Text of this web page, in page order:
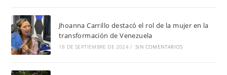
Jhoanna Carrillo destacó el rol de la mujer en la
transformación de Venezuela
18 DE SEPTIEMBRE DE 2024 / SIN COMENTARIOS